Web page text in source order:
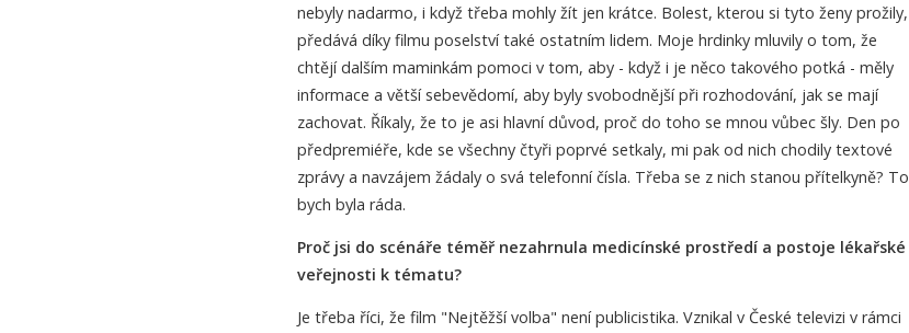
nebyly nadarmo, i když třeba mohly žít jen krátce. Bolest, kterou si tyto ženy prožily,
předává díky filmu poselství také ostatním lidem. Moje hrdinky mluvily o tom, že
chtějí dalším maminkám pomoci v tom, aby - když i je něco takového potká - měly
informace a větší sebevědomí, aby byly svobodnější při rozhodování, jak se mají
zachovat. Říkaly, že to je asi hlavní důvod, proč do toho se mnou vůbec šly. Den po
předpremiéře, kde se všechny čtyři poprvé setkaly, mi pak od nich chodily textové
zprávy a navzájem žádaly o svá telefonní čísla. Třeba se z nich stanou přítelkyně? To
bych byla ráda.
Proč jsi do scénáře téměř nezahrnula medicínské prostředí a postoje lékařské
veřejnosti k tématu?
Je třeba říci, že film "Nejtěžší volba" není publicistika. Vznikal v České televizi v rámci